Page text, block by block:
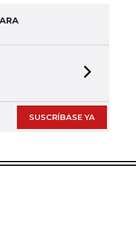
SUSCRÍBASE YA